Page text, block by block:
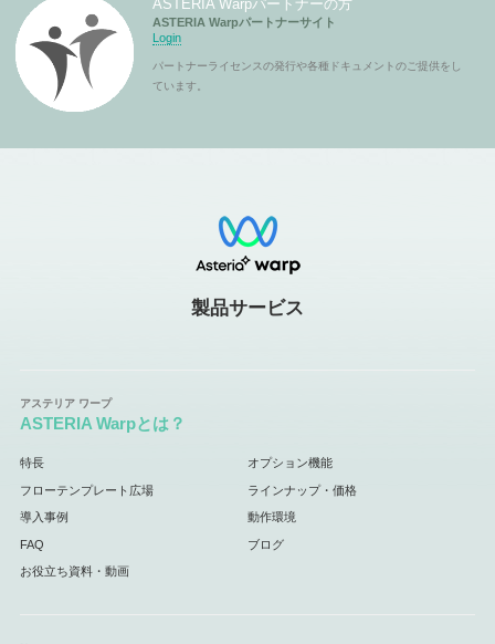
ASTERIA Warpパートナーの方
ASTERIA Warpパートナーサイト
Login
パートナーライセンスの発行や各種ドキュメントのご提供をし
ています。
製品サービス
ASTERIA Warpとは？
特長 オプション機能
フローテンプレート広場 ラインナップ・価格
導入事例 動作環境
FAQ ブログ
お役立ち資料・動画